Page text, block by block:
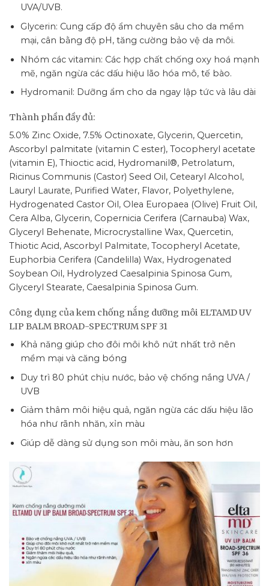
UVA/UVB.
Glycerin: Cung cấp độ ẩm chuyên sâu cho da mềm
mại, cân bằng độ pH, tăng cường bảo vệ da môi.
Nhóm các vitamin: Các hợp chất chống oxy hoá mạnh
mẽ, ngăn ngừa các dấu hiệu lão hóa mô, tế bào.
Hydromanil: Dưỡng ẩm cho da ngay lập tức và lâu dài
Thành phần đầy đủ:
5.0% Zinc Oxide, 7.5% Octinoxate, Glycerin, Quercetin,
Ascorbyl palmitate (vitamin C ester), Tocopheryl acetate
(vitamin E), Thioctic acid, Hydromanil®, Petrolatum,
Ricinus Communis (Castor) Seed Oil, Cetearyl Alcohol,
Lauryl Laurate, Purified Water, Flavor, Polyethylene,
Hydrogenated Castor Oil, Olea Europaea (Olive) Fruit Oil,
Cera Alba, Glycerin, Copernicia Cerifera (Carnauba) Wax,
Glyceryl Behenate, Microcrystalline Wax, Quercetin,
Thiotic Acid, Ascorbyl Palmitate, Tocopheryl Acetate,
Euphorbia Cerifera (Candelilla) Wax, Hydrogenated
Soybean Oil, Hydrolyzed Caesalpinia Spinosa Gum,
Glyceryl Stearate, Caesalpinia Spinosa Gum.
Công dụng của kem chống nắng dưỡng môi ELTAMD UV
LIP BALM BROAD-SPECTRUM SPF 31
Khả năng giúp cho đôi môi khô nứt nhất trở nên
mềm mại và căng bóng
Duy trì 80 phút chịu nước, bảo vệ chống nắng UVA /
UVB
Giảm thâm môi hiệu quả, ngăn ngừa các dấu hiệu lão
hóa như rãnh nhăn, xỉn màu
Giúp dễ dàng sử dụng son môi màu, ăn son hơn